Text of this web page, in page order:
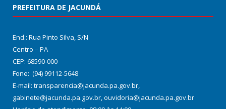
PREFEITURA DE JACUNDÁ
End.: Rua Pinto Silva, S/N
Centro – PA
CEP: 68590-000
Fone: (94) 99112-5648
E-mail: transparencia@jacunda.pa.gov.br,
gabinete@jacunda.pa.gov.br, ouvidoria@jacunda.pa.gov.br